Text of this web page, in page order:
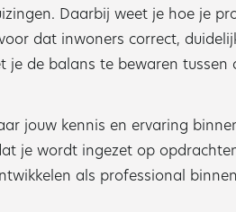
Daarbij weet je hoe je
dat inwoners correct,
je de balans te bewaren tussen
jouw kennis en ervaring
je wordt ingezet op
als professional